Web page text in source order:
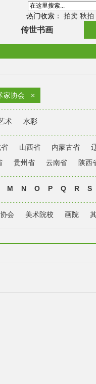
热门收索： 拍卖 秋拍
传世书画
家协会 ×
术 水彩
山西省 内蒙古省
贵州省 云南省 陕西
M N O P Q R S
会 美术院校 画院